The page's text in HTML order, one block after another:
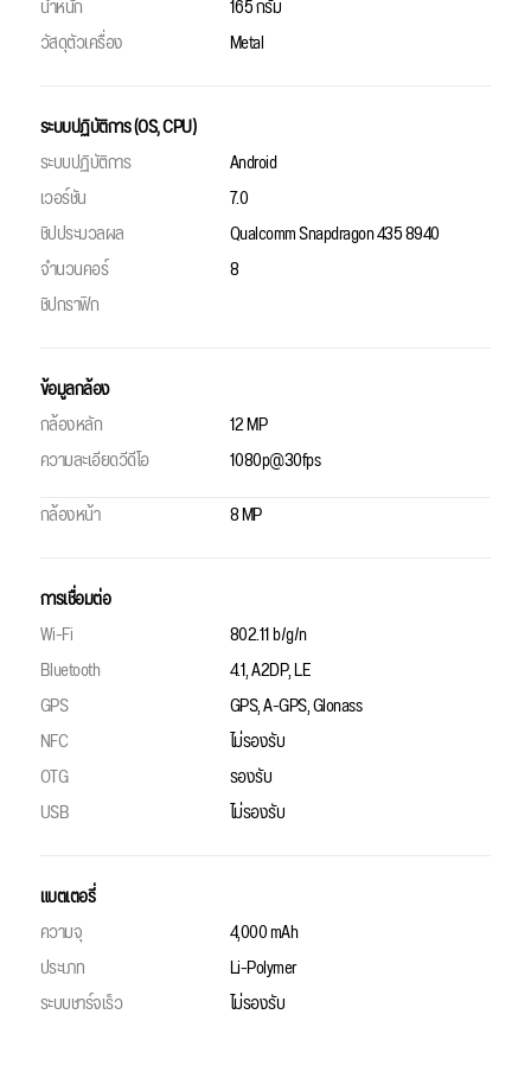
น้ำหนัก
165 กรัม
วัสดุตัวเครื่อง
Metal
ระบบปฏิบัติการ (OS, CPU)
ระบบปฏิบัติการ
Android
เวอร์ชัน
7.0
ชิปประมวลผล
Qualcomm Snapdragon 435 8940
จำนวนคอร์
8
ชิปกราฟิก
ข้อมูลกล้อง
กล้องหลัก
12 MP
ความละเอียดวีดีโอ
1080p@30fps
กล้องหน้า
8 MP
การเชื่อมต่อ
Wi-Fi
802.11 b/g/n
Bluetooth
4.1, A2DP, LE
GPS
GPS, A-GPS, Glonass
NFC
ไม่รองรับ
OTG
รองรับ
USB
ไม่รองรับ
แบตเตอรี่
ความจุ
4,000 mAh
ประเภท
Li-Polymer
ระบบชาร์จเร็ว
ไม่รองรับ